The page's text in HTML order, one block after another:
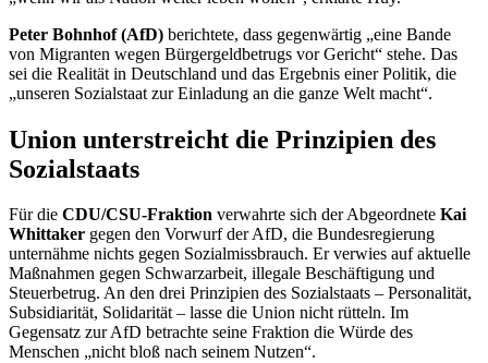
Peter Bohnhof (AfD) berichtete, dass gegenwärtig „eine Bande
von Migranten wegen Bürgergeldbetrugs vor Gericht“ stehe. Das
sei die Realität in Deutschland und das Ergebnis einer Politik, die
„unseren Sozialstaat zur Einladung an die ganze Welt macht“.
Union unterstreicht die Prinzipien des
Sozialstaats
Für die CDU/CSU-Fraktion verwahrte sich der Abgeordnete Kai
Whittaker gegen den Vorwurf der AfD, die Bundesregierung
unternähme nichts gegen Sozialmissbrauch. Er verwies auf aktuelle
Maßnahmen gegen Schwarzarbeit, illegale Beschäftigung und
Steuerbetrug. An den drei Prinzipien des Sozialstaats – Personalität,
Subsidiarität, Solidarität – lasse die Union nicht rütteln. Im
Gegensatz zur AfD betrachte seine Fraktion die Würde des
Menschen „nicht bloß nach seinem Nutzen“.